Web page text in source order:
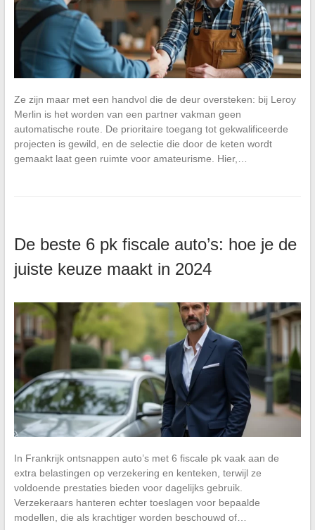
Ze zijn maar met een handvol die de deur oversteken: bij Leroy
Merlin is het worden van een partner vakman geen
automatische route. De prioritaire toegang tot gekwalificeerde
projecten is gewild, en de selectie die door de keten wordt
gemaakt laat geen ruimte voor amateurisme. Hier,…
De beste 6 pk fiscale auto’s: hoe je de
juiste keuze maakt in 2024
In Frankrijk ontsnappen auto’s met 6 fiscale pk vaak aan de
extra belastingen op verzekering en kenteken, terwijl ze
voldoende prestaties bieden voor dagelijks gebruik.
Verzekeraars hanteren echter toeslagen voor bepaalde
modellen, die als krachtiger worden beschouwd of…